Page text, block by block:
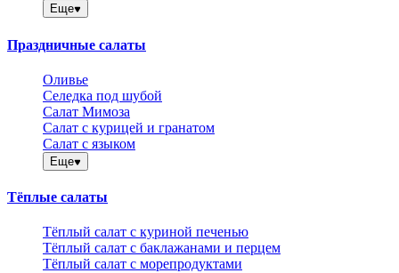
Еще
Праздничные салаты
Оливье
Селедка под шубой
Салат Мимоза
Салат с курицей и гранатом
Салат с языком
Еще
Тёплые салаты
Тёплый салат с куриной печенью
Тёплый салат с баклажанами и перцем
Тёплый салат с морепродуктами